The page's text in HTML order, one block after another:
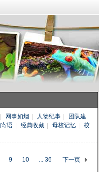
网事如烟 人物纪事
团队建
语 经典收藏 母校记忆
校
9 10 ... 36 下一页